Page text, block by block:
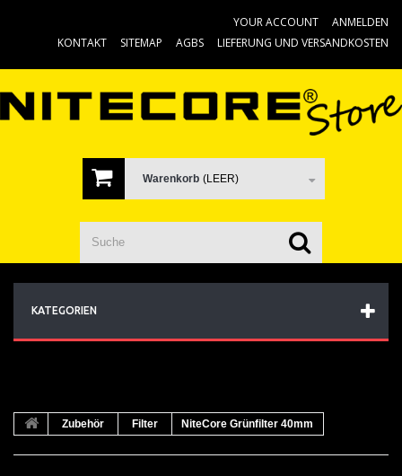
ANMELDEN
YOUR ACCOUNT
KONTAKT
SITEMAP AGBS LIEFERUNG UND VERSANDKOSTEN
Warenkorb (LEER)
KATEGORIEN
Zubehör Filter NiteCore Grünfilter 40mm